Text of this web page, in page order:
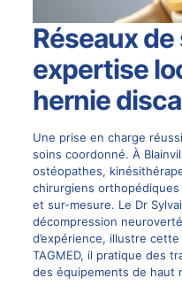
Réseaux
expertise
hernie
Une prise en charge
soins coordonné. À
ostéopathes,
chirurgiens
et sur-mesure. Le Dr
décompression
d’expérience, illustre
TAGMED, il pratique des
des équipements de haut